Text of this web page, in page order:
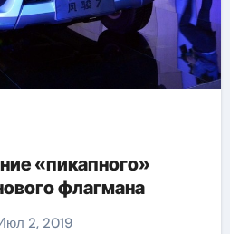
«пикапного»
флагмана
2, 2019